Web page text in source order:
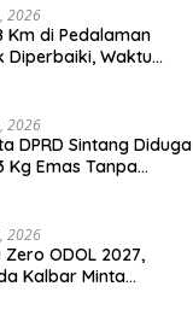
2026
Km di Pedalaman
Diperbaiki, Waktu
2026
DPRD Sintang Diduga
Kg Emas Tanpa
2026
Zero ODOL 2027,
Kalbar Minta